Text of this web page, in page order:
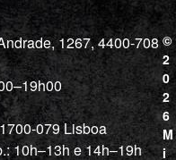
1267, 4400-708
079 Lisboa
10h–13h e 14h–19h
©
2
0
2
6
M
i